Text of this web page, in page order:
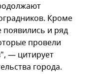
Кроме
появились и ряд
провели
— цитирует
города.